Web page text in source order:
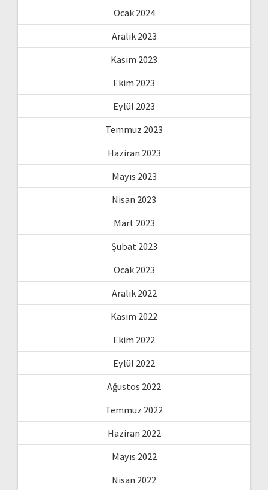
Ocak 2024
Aralık 2023
Kasım 2023
Ekim 2023
Eylül 2023
Temmuz 2023
Haziran 2023
Mayıs 2023
Nisan 2023
Mart 2023
Şubat 2023
Ocak 2023
Aralık 2022
Kasım 2022
Ekim 2022
Eylül 2022
Ağustos 2022
Temmuz 2022
Haziran 2022
Mayıs 2022
Nisan 2022